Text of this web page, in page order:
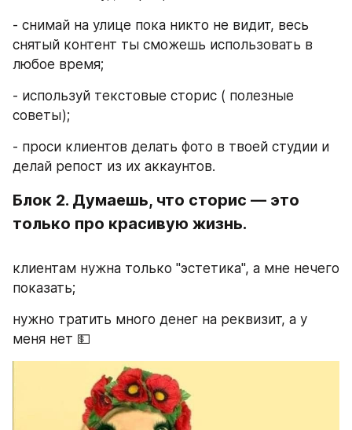
- снимай на улице пока никто не видит, весь
снятый контент ты сможешь использовать в
любое время;
- используй текстовые сторис ( полезные
советы);
- проси клиентов делать фото в твоей студии и
делай репост из их аккаунтов.
Блок 2. Думаешь, что сторис — это
только про красивую жизнь.
клиентам нужна только "эстетика", а мне нечего
показать;
нужно тратить много денег на реквизит, а у
меня нет 💵